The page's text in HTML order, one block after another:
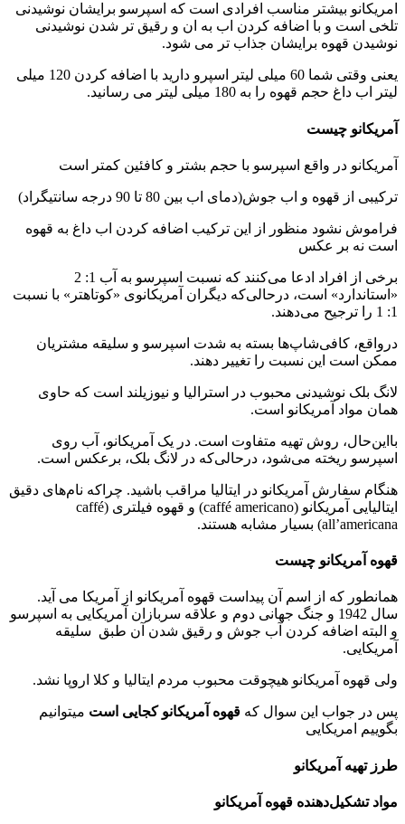
امریکانو بیشتر مناسب افرادی است که اسپرسو برایشان نوشیدنی
تلخی است و با اضافه کردن اب به ان و رقیق تر شدن نوشیدنی
نوشیدن قهوه برایشان جذاب تر می شود.
یعنی وقتی شما 60 میلی لیتر اسپرو دارید با اضافه کردن 120 میلی
لیتر اب داغ حجم قهوه را به 180 میلی لیتر می رسانید.
آمریکانو چیست
آمریکانو در واقع اسپرسو با حجم بشتر و کافئین کمتر است
ترکیبی از قهوه و اب جوش(دمای اب بین 80 تا 90 درجه سانتیگراد)
فراموش نشود منظور از این ترکیب اضافه کردن اب داغ به قهوه
است نه بر عکس
برخی از افراد ادعا می‌کنند كه نسبت اسپرسو به آب 1: 2
«استاندارد» است، درحالی‌که دیگران آمریكانوی «كوتاهتر» با نسبت
1: 1 را ترجیح می‌دهند.
درواقع، کافی‌شاپ‌ها بسته به شدت اسپرسو و سلیقه مشتریان
ممکن است این نسبت را تغییر دهند.
لانگ بلک نوشیدنی محبوب در استرالیا و نیوزیلند است که حاوی
همان مواد آمریکانو است.
بااین‌حال، روش تهیه متفاوت است. در یک آمریکانو، آب روی
اسپرسو ریخته می‌شود، درحالی‌که در لانگ بلک، برعکس است.
هنگام سفارش آمریکانو در ایتالیا مراقب باشید. چراکه نام‌های دقیق
ایتالیایی آمریکانو (caffé americano) و قهوه فیلتری (caffé
all’americana) بسیار مشابه هستند.
قهوه آمریکانو چیست
همانطور که از اسم آن پیداست قهوه آمریکانو از آمریکا می آید.
سال 1942 و جنگ جهانی دوم و علاقه سربازان آمریکایی به اسپرسو
و البته اضافه کردن آب جوش و رقیق شدن آن طبق سلیقه
آمریکایی.
ولی قهوه آمریکانو هیچوقت محبوب مردم ایتالیا و کلا اروپا نشد.
پس در جواب این سوال که قهوه آمریکانو کجایی است میتوانیم
بگوییم امریکایی
طرز تهیه آمریکانو
مواد تشکیل‌دهنده قهوه آمریکانو